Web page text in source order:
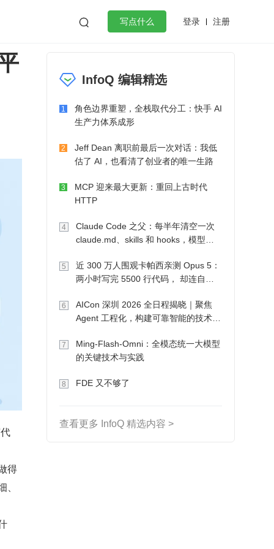
 写点什么 登录 注册
工作
微服务架构 flutter
得
InfoQ 编辑精选
1
角色边界重塑，全栈取代分工：快手 AI
生产力体系成形
2
Jeff Dean 离职前最后一次对话：我低
估了 AI，也看清了创业者的唯一生路
3
MCP 迎来最大更新：重回上古时代
HTTP
4
Claude Code 之父：每半年清空一次
claude.md、skills 和 hooks，模型自
5
近 300 万人围观卡帕西亲测 Opus 5：
两小时写完 5500 行代码， 却连自己
6
AICon 深圳 2026 全日程揭晓｜聚焦
Agent 工程化，构建可靠智能的技术路
7
Ming-Flash-Omni：全模态统一大模型
的关键技术与实践
8 FDE 又不够了
查看更多 InfoQ 精选内容 >